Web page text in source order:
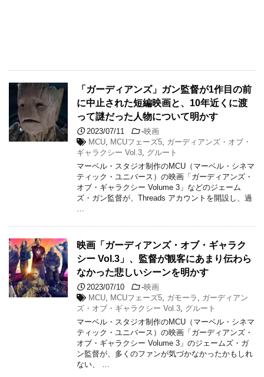
「ガーディアンズ」ガン監督が1作目の前
に中止された短編映画と、10年近くに渡
って謎だった人物について明かす
2023/07/11 -映画
MCU
MCUフェーズ5
ガーディアンズ・オブ・
ギャラクシー Vol.3
グルート
マーベル・スタジオ制作のMCU（マーベル・シネマ
ティック・ユニバース）の映画「ガーディアンズ・
オブ・ギャラクシー Volume 3」などのジェーム
ズ・ガン監督が、Threads アカウントを開設し、過
映画「ガーディアンズ・オブ・ギャラク
シー Vol.3」、監督が観客にあまり伝わら
なかった悲しいシーンを明かす
2023/07/10 -映画
MCU
MCUフェーズ5 ガモーラ
ガーディアン
ズ・オブ・ギャラクシー Vol.3
グルート
マーベル・スタジオ制作のMCU（マーベル・シネマ
ティック・ユニバース）の映画「ガーディアンズ・
オブ・ギャラクシー Volume 3」のジェームズ・ガ
ン監督が、多くのファンが気づかなかったかもしれ
ない、 …